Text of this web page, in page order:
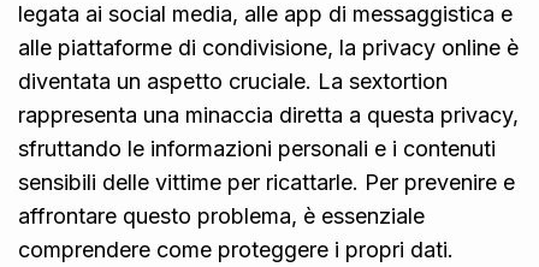
legata ai social media, alle app di messaggistica e
alle piattaforme di condivisione, la privacy online è
diventata un aspetto cruciale. La sextortion
rappresenta una minaccia diretta a questa privacy,
sfruttando le informazioni personali e i contenuti
sensibili delle vittime per ricattarle. Per prevenire e
affrontare questo problema, è essenziale
comprendere come proteggere i propri dati.